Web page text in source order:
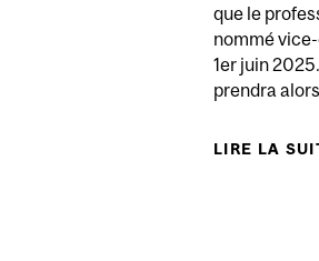
que le
nommé
1er juin
prendra
LIRE LA